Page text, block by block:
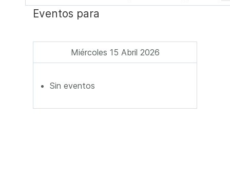
Eventos para
Miércoles 15 Abril 2026
Sin eventos